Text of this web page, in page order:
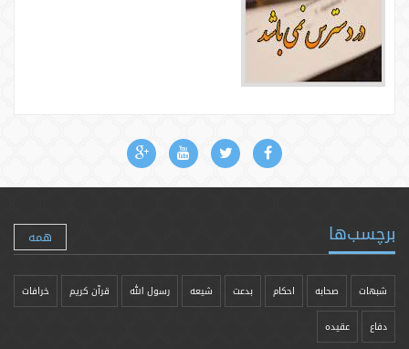
برچسب‌ها همه
شبهات صحابه احکام بدعت شیعه رسول الله قرآن کریم خرافات
دفاع عقیده